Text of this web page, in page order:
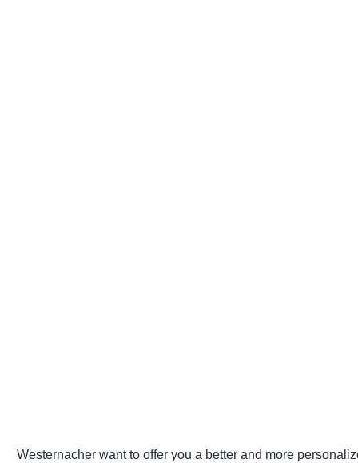
Westernacher want to offer you a better and more